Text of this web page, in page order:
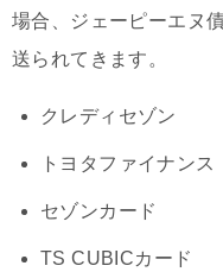
場合、ジェーピーエヌ
送られてきます。
クレディセゾン
トヨタファイナンス
セゾンカード
TS CUBICカード